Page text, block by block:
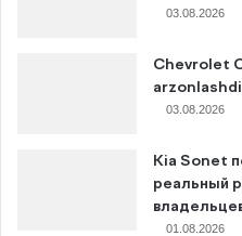
03.08.2026
Chevrolet
arzonlashdi
03.08.2026
Kia Sonet
реальный
01.08.2026